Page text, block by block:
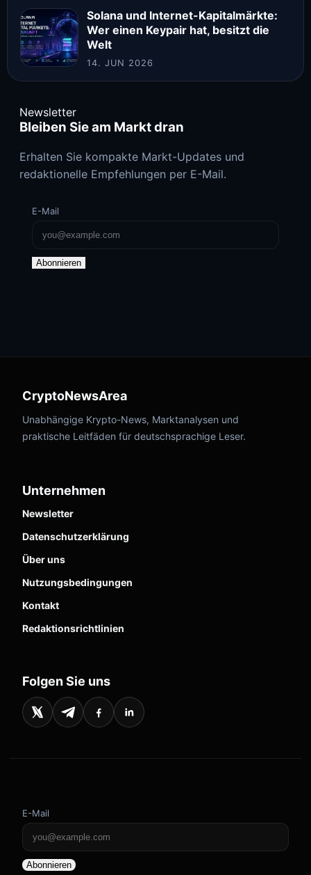
Solana und Internet-Kapitalmärkte:
Wer einen Keypair hat, besitzt die
Welt
14. JUN 2026
Newsletter
Bleiben Sie am Markt dran
Erhalten Sie kompakte Markt-Updates und
redaktionelle Empfehlungen per E-Mail.
E-Mail
Abonnieren
CryptoNewsArea
Unabhängige Krypto-News, Marktanalysen und
praktische Leitfäden für deutschsprachige Leser.
Unternehmen
Newsletter
Datenschutzerklärung
Über uns
Nutzungsbedingungen
Kontakt
Redaktionsrichtlinien
Folgen Sie uns
E-Mail
Abonnieren